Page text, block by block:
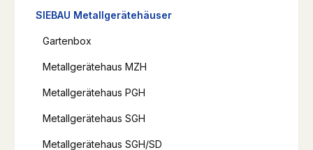
SIEBAU Metallgerätehäuser
Gartenbox
Metallgerätehaus MZH
Metallgerätehaus PGH
Metallgerätehaus SGH
Metallgerätehaus SGH/SD